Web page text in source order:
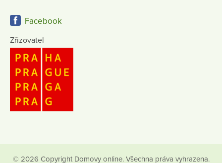
Facebook
Zřizovatel
© 2026 Copyright Domovy online. Všechna práva vyhrazena.